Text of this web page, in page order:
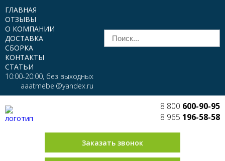
ГЛАВНАЯ
ОТЗЫВЫ
О КОМПАНИИ
ДОСТАВКА
СБОРКА
КОНТАКТЫ
СТАТЬИ
10:00-20:00, без выходных
aaatmebel@yandex.ru
8 800 600-90-95
8 965 196-58-58
Заказать звонок